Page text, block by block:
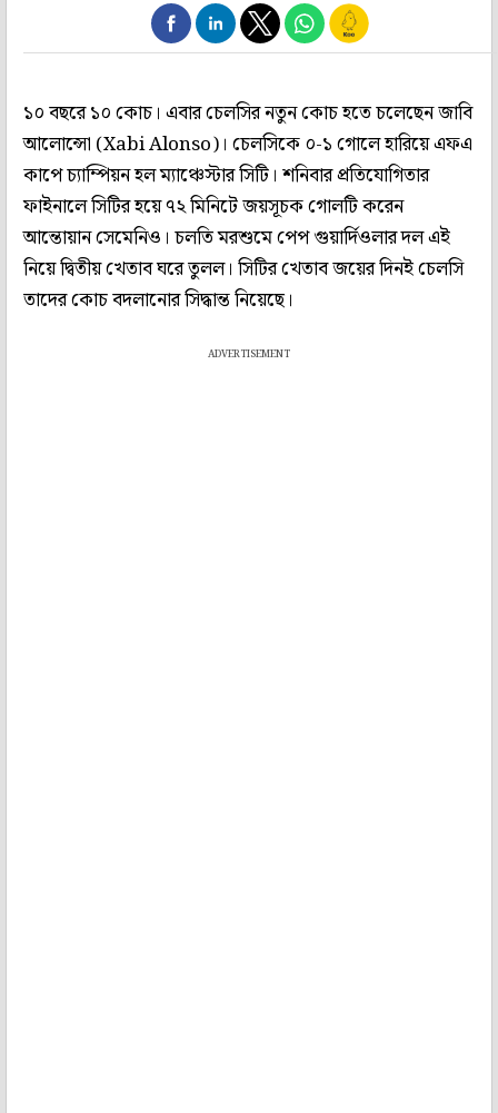
১০ বছরে ১০ কোচ। এবার চেলসির নতুন কোচ হতে চলেছেন জাবি
আলোন্সো (Xabi Alonso)। চেলসিকে ০-১ গোলে হারিয়ে এফএ
কাপে চ্যাম্পিয়ন হল ম্যাঞ্চেস্টার সিটি। শনিবার প্রতিযোগিতার
ফাইনালে সিটির হয়ে ৭২ মিনিটে জয়সূচক গোলটি করেন
আন্তোয়ান সেমেনিও। চলতি মরশুমে পেপ গুয়ার্দিওলার দল এই
নিয়ে দ্বিতীয় খেতাব ঘরে তুলল। সিটির খেতাব জয়ের দিনই চেলসি
তাদের কোচ বদলানোর সিদ্ধান্ত নিয়েছে।
ADVERTISEMENT